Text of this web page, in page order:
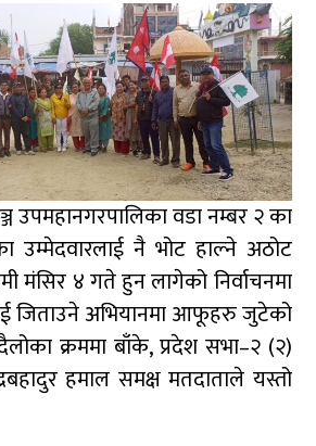
उपमहानगरपालिका वडा नम्बर २ का
उम्मेदवारलाई नै भोट हाल्ने अठोट
मंसिर ४ गते हुन लागेको निर्वाचनमा
जिताउने अभियानमा आफूहरु जुटेको
क्रममा बाँके, प्रदेश सभा–२ (२)
हमाल समक्ष मतदाताले यस्तो